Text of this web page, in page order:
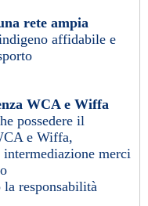
rete ampia
affidabile e
WCA e Wiffa
possedere il
e Wiffa,
merci
responsabilità